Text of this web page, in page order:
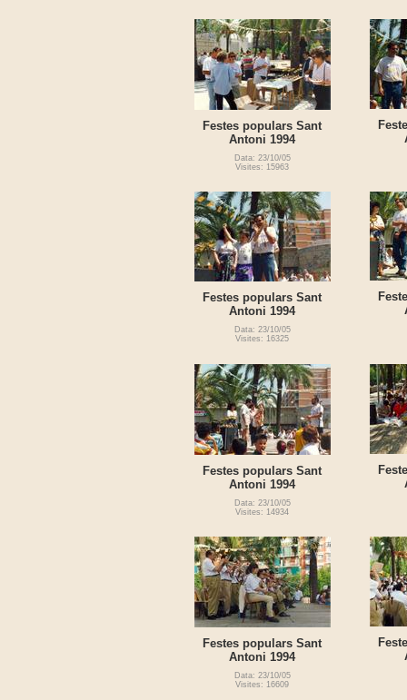
Festes populars Sant
Antoni 1994
Data: 23/10/05
Visites: 15963
Festes populars Sant
Antoni 1994
Data: 23/10/05
Visites: 16325
Festes populars Sant
Antoni 1994
Data: 23/10/05
Visites: 14934
Festes populars Sant
Antoni 1994
Data: 23/10/05
Visites: 16609